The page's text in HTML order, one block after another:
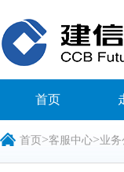
首页
首页 >客服中心>业